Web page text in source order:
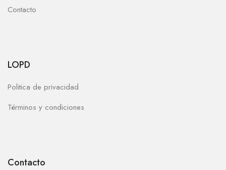
Contacto
LOPD
Politica de privacidad
Términos y condiciones
Contacto